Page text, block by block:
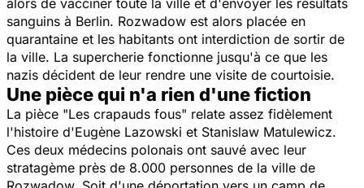
sanguins à Berlin. Rozwadow est alors placée en
quarantaine et les habitants ont interdiction de sortir de
la ville. La supercherie fonctionne jusqu'à ce que les
nazis décident de leur rendre une visite de courtoisie.
Une pièce qui n'a rien d'une fiction
La pièce "Les crapauds fous" relate assez fidèlement
l'histoire d'Eugène Lazowski et Stanislaw Matulewicz.
Ces deux médecins polonais ont sauvé avec leur
stratagème près de 8.000 personnes de la ville de